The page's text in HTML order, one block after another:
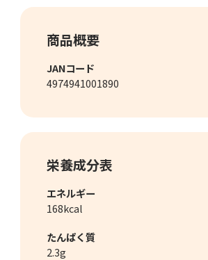
商品概要
JANコード
4974941001890
栄養成分表
エネルギー
168kcal
たんぱく質
2.3g